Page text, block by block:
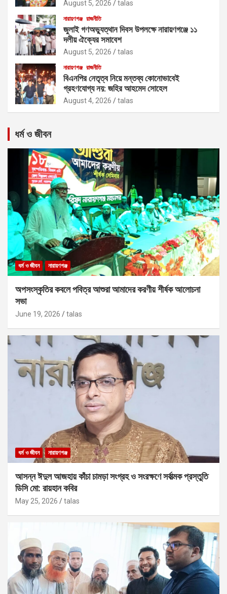
August 5, 2026 talas
নারায়ণগঞ্জ রাজনীতি
জুলাই গণঅভ্যুত্থান দিবস উপলক্ষে নারায়ণগঞ্জে ১১
দলীয় ঐক্যের সমাবেশ
August 5, 2026 talas
নারায়ণগঞ্জ রাজনীতি
বিএনপির নেতৃত্ব নিয়ে মন্তব্য কোনোভাবেই
গ্রহণযোগ্য নয়: জহির আহমেদ সোহেল
August 4, 2026 talas
ধর্ম ও জীবন
ধর্ম ও জীবন নারায়ণগঞ্জ
অপসংস্কৃতির কবলে পবিত্র আশুরা আমাদের করণীয় শীর্ষক আলোচনা
সভা
June 19, 2026 talas
ধর্ম ও জীবন নারায়ণগঞ্জ
আসন্ন ঈদুল আজহায় কাঁচা চামড়া সংগ্রহ ও সংরক্ষণে সর্বাত্মক প্রস্তুতি
ডিসি মো: রায়হান কবির
May 25, 2026 talas